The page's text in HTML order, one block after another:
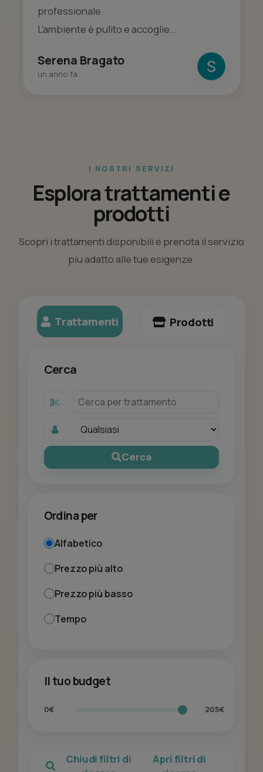
professionale.
L’ambiente è pulito e accoglie...
Serena Bragato
un anno fa
I NOSTRI SERVIZI
Esplora trattamenti e
prodotti
Scopri i trattamenti disponibili e prenota il servizio
piu adatto alle tue esigenze.
Trattamenti Prodotti
Cerca
Cerca
Ordina per
Alfabetico
Prezzo più alto
Prezzo più basso
Tempo
Il tuo budget
0€ 205€
Chiudi filtri di
Apri filtri di